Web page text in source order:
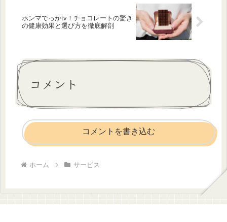
ホンマでっかtv！チョコレートの驚き
の健康効果と選び方を徹底解剖
コメント
コメントを書き込む
ホーム サービス